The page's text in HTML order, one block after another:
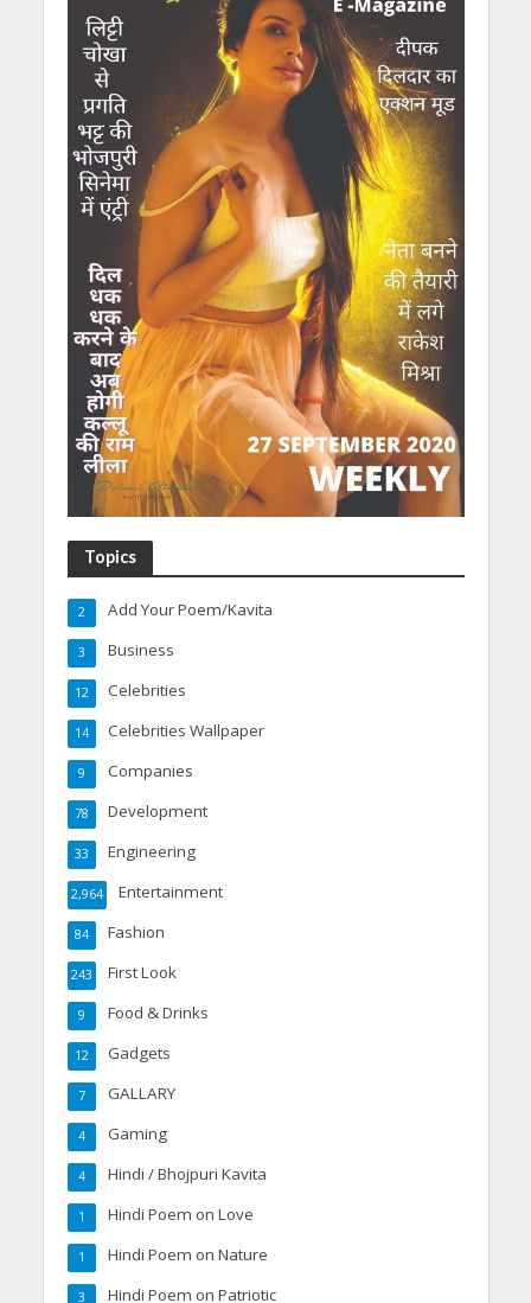
Topics
Add Your Poem/Kavita
2
Business
3
Celebrities
12
Celebrities Wallpaper
14
Companies
9
Development
78
Engineering
33
Entertainment
2,964
Fashion
84
First Look
243
Food & Drinks
9
Gadgets
12
GALLARY
7
Gaming
4
Hindi / Bhojpuri Kavita
4
Hindi Poem on Love
1
Hindi Poem on Nature
1
Hindi Poem on Patriotic
3